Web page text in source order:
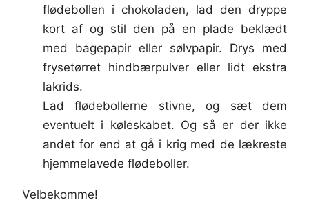
flødebollen i chokoladen, lad den dryppe
kort af og stil den på en plade beklædt
med bagepapir eller sølvpapir. Drys med
frysetørret hindbærpulver eller lidt ekstra
lakrids.
Lad flødebollerne stivne, og sæt dem
eventuelt i køleskabet. Og så er der ikke
andet for end at gå i krig med de lækreste
hjemmelavede flødeboller.
Velbekomme!